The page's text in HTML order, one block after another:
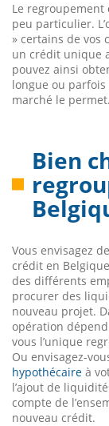
Le
peu particulier.
» certains de vos
un crédit unique
pouvez ainsi
longue ou
marché le permet.
Bien
Vous envisagez
crédit en
des différents
procurer des
nouveau projet.
opération
vous l’unique
Ou envisagez-
hypothécaire à
l’ajout de
compte de
nouveau crédit.